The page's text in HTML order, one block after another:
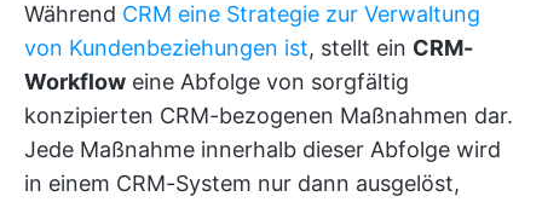
Während CRM eine Strategie zur Verwaltung
von Kundenbeziehungen ist, stellt ein CRM-
Workflow eine Abfolge von sorgfältig
konzipierten CRM-bezogenen Maßnahmen dar.
Jede Maßnahme innerhalb dieser Abfolge wird
in einem CRM-System nur dann ausgelöst,